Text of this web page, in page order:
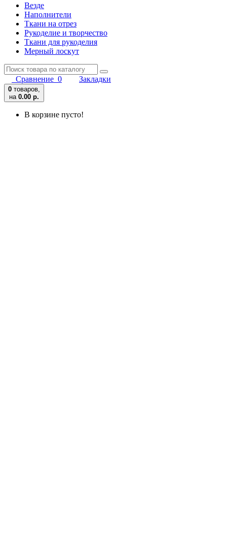
Везде
Наполнители
Ткани на отрез
Рукоделие и творчество
Ткани для рукоделия
Мерный лоскут
Сравнение 0 Закладки
0 товаров,
на 0.00 р.
В корзине пусто!